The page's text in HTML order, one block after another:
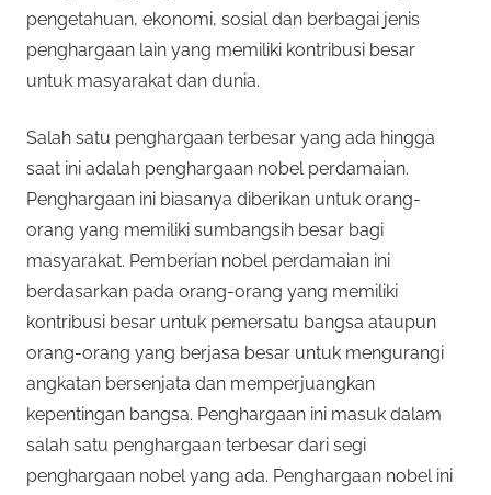
pengetahuan, ekonomi, sosial dan berbagai jenis
penghargaan lain yang memiliki kontribusi besar
untuk masyarakat dan dunia.
Salah satu penghargaan terbesar yang ada hingga
saat ini adalah penghargaan nobel perdamaian.
Penghargaan ini biasanya diberikan untuk orang-
orang yang memiliki sumbangsih besar bagi
masyarakat. Pemberian nobel perdamaian ini
berdasarkan pada orang-orang yang memiliki
kontribusi besar untuk pemersatu bangsa ataupun
orang-orang yang berjasa besar untuk mengurangi
angkatan bersenjata dan memperjuangkan
kepentingan bangsa. Penghargaan ini masuk dalam
salah satu penghargaan terbesar dari segi
penghargaan nobel yang ada. Penghargaan nobel ini